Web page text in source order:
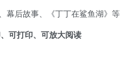
幕后故事、《丁丁在鲨鱼湖》等
可打印、可放大阅读